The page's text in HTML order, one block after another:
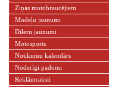
Ziņas motobraucējiem
Modeļu jaunumi
Dīleru jaunumi
Motosports
Notikumu kalendārs
Noderīgi padomi
Reklāmraksti